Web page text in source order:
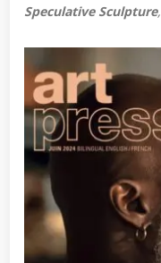
Speculative Sculpture,